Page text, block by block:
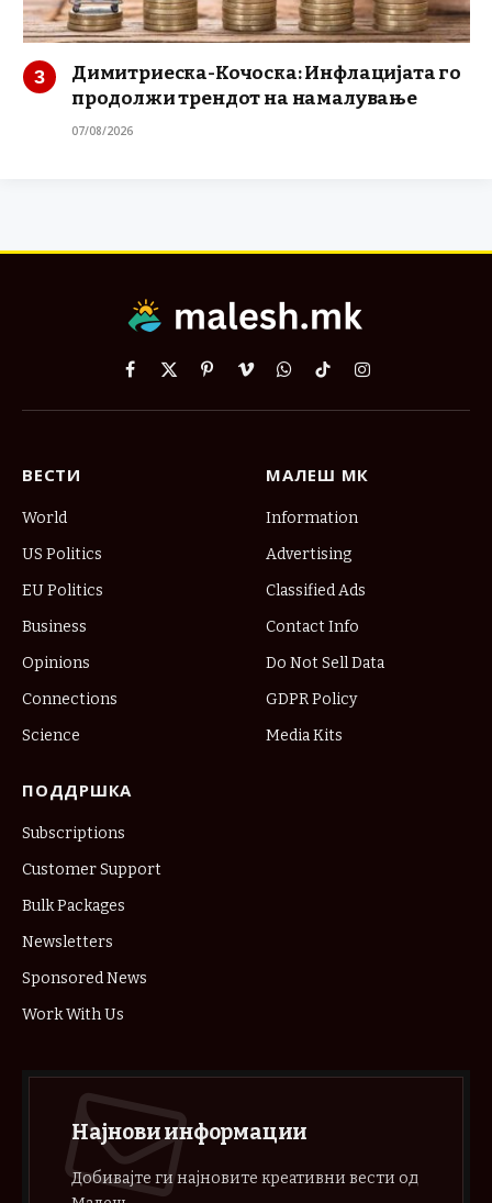
Димитриеска-Кочоска: Инфлацијата го
продолжи трендот на намалување
07/08/2026
Facebook
X
PinterestVimeoWhatsApp
TikTokInstagram
ВЕСТИ
World
US Politics
EU Politics
Business
Opinions
Connections
Science
МАЛЕШ МК
Information
Advertising
Classified Ads
Contact Info
Do Not Sell Data
GDPR Policy
Media Kits
ПОДДРШКА
Subscriptions
Customer Support
Bulk Packages
Newsletters
Sponsored News
Work With Us
Најнови информации
Добивајте ги најновите креативни вести од